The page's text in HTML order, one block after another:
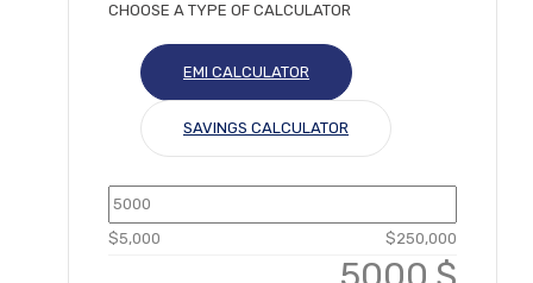
CHOOSE A TYPE OF CALCULATOR
EMI CALCULATOR
SAVINGS CALCULATOR
$5,000 $250,000